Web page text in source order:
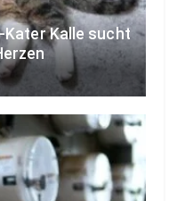
Kater Kalle sucht